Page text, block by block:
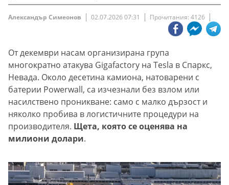
Александър Симеонов 02.07.2026 07:31 Прочитания: 4126
От декември насам организирана група
многократно атакува Gigafactory на Tesla в Спаркс,
Невада. Около десетина камиона, натоварени с
батерии Powerwall, са изчезнали без взлом или
насилствено проникване: само с малко дързост и
няколко пробива в логистичните процедури на
производителя. Щета, която се оценява на
милиони долари.